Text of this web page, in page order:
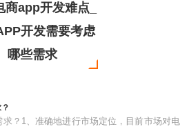
商app开发难点_
开发需要考虑
哪些需求
？1、准确地进行市场定位，目前市场对电